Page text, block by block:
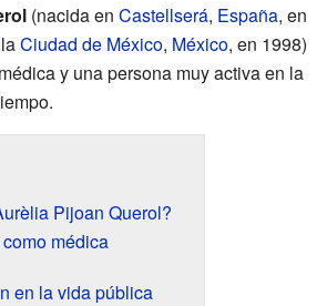
(nacida en Castellserá, España, en
Ciudad de México, México, en 1998)
y una persona muy activa en la
Pijoan Querol?
médica
en la vida pública